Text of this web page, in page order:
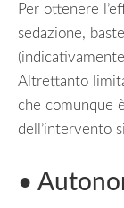
Per ottenere
sedazione,
Altrettanto
che comunque
dell’intervento
•